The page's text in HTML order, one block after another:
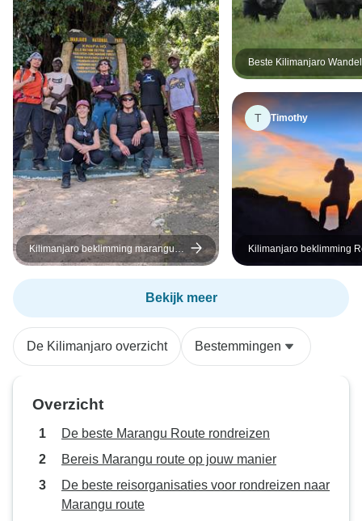
Kilimanjaro beklimming marangu
route 6 dagen
Beste Kilimanjaro
daagse Marangu Route
T Timothy
Kilimanjaro beklimming
route 7 dagen
Bekijk meer
De Kilimanjaro overzicht Bestemmingen
Overzicht
De beste Marangu Route rondreizen
Bereis Marangu route op jouw manier
De beste reisorganisaties voor rondreizen naar
Marangu route